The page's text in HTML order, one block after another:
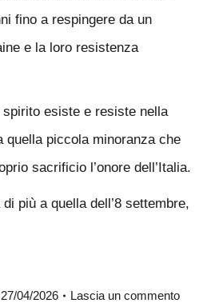
fino a respingere da un
e la loro resistenza
esiste e resiste nella
quella piccola minoranza che
sacrificio l’onore dell’Italia.
più a quella dell’8 settembre,
27/04/2026 Lascia un commento